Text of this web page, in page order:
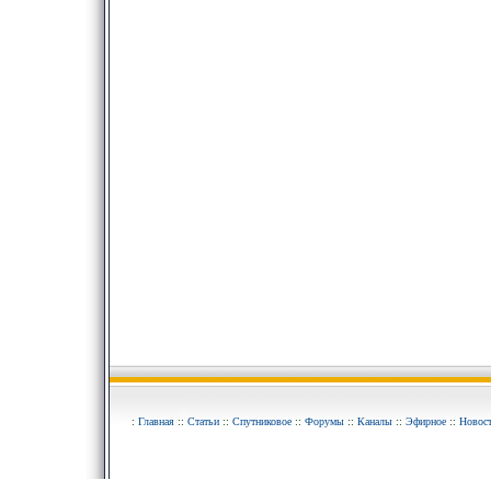
: Главная :: Статьи :: Спутниковое :: Форумы :: Каналы :: Эфирное ::